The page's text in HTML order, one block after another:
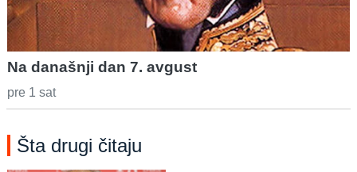
Na današnji dan 7. avgust
pre 1 sat
Šta drugi čitaju